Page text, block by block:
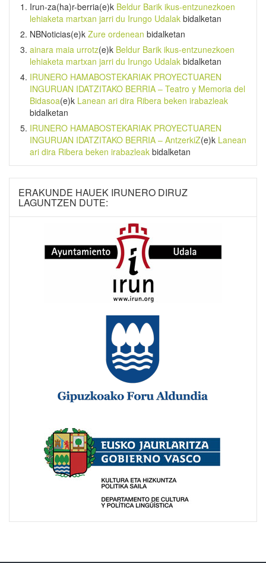
Irun-za(ha)r-berria(e)k Beldur Barik ikus-entzunezkoen
lehiaketa martxan jarri du Irungo Udalak bidalketan
NBNoticias(e)k Zure ordenean bidalketan
ainara maia urrotz(e)k Beldur Barik ikus-entzunezkoen
lehiaketa martxan jarri du Irungo Udalak bidalketan
IRUNERO HAMABOSTEKARIAK PROYECTUAREN
INGURUAN IDATZITAKO BERRIA – Teatro y Memoria del
Bidasoa(e)k Lanean ari dira Ribera beken irabazleak
bidalketan
IRUNERO HAMABOSTEKARIAK PROYECTUAREN
INGURUAN IDATZITAKO BERRIA – AntzerkiZ(e)k Lanean
ari dira Ribera beken irabazleak bidalketan
ERAKUNDE HAUEK IRUNERO DIRUZ
LAGUNTZEN DUTE: